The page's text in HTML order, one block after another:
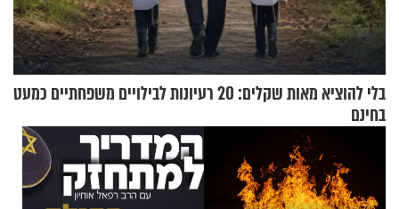
בלי להוציא מאות שקלים: 20 רעיונות לבילויים משפחתיים כמעט
בחינם